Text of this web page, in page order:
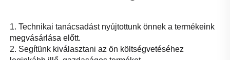
1. Technikai tanácsadást nyújtottunk önnek a termékeink
megvásárlása előtt.
2. Segítünk kiválasztani az ön költségvetéséhez